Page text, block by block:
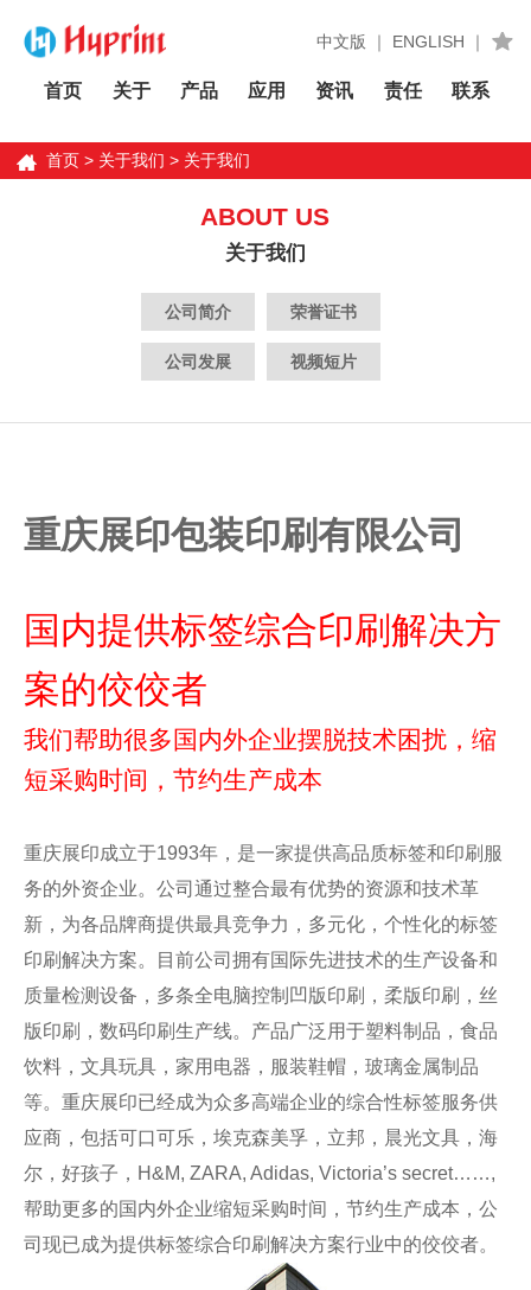
中文版 ｜ ENGLISH ｜
首页 关于 产品 应用 资讯 责任 联系
首页> 关于我们 > 关于我们
ABOUT US
关于我们
公司简介 荣誉证书
公司发展 视频短片
重庆展印包装印刷有限公司
国内提供标签综合印刷解决方
案的佼佼者
我们帮助很多国内外企业摆脱技术困扰，缩
短采购时间，节约生产成本
重庆展印成立于1993年，是一家提供高品质标签和印刷服
务的外资企业。公司通过整合最有优势的资源和技术革
新，为各品牌商提供最具竞争力，多元化，个性化的标签
印刷解决方案。目前公司拥有国际先进技术的生产设备和
质量检测设备，多条全电脑控制凹版印刷，柔版印刷，丝
版印刷，数码印刷生产线。产品广泛用于塑料制品，食品
饮料，文具玩具，家用电器，服装鞋帽，玻璃金属制品
等。重庆展印已经成为众多高端企业的综合性标签服务供
应商，包括可口可乐，埃克森美孚，立邦，晨光文具，海
尔，好孩子，H&M, ZARA, Adidas, Victoria’s secret……,
帮助更多的国内外企业缩短采购时间，节约生产成本，公
司现已成为提供标签综合印刷解决方案行业中的佼佼者。